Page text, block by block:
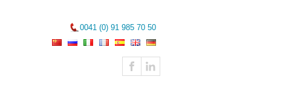
0041 (0) 91 985 70 50